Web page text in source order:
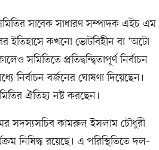
সাবেক সাধারণ সম্পাদক এইচ এম
ইতিহাসে কখনো ভোটবিহীন বা ‘অটো
প্রতিদ্বন্দ্বিতাপূর্ণ নির্বাচন
নির্বাচন বর্জনের ঘোষণা দিয়েছেন।
ঐতিহ্য নষ্ট করছেন।
সদস্যসচিব কামরুল ইসলাম চৌধুরী
নিষিদ্ধ রয়েছে। এ পরিস্থিতিতে দল-